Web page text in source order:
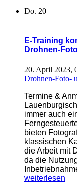
Do. 20
E-Training
Drohnen-
20. April 2023,
Drohnen-Foto-
Termine &
immer auch
bieten
klassischen
die Arbeit mit
da die
weiterlesen